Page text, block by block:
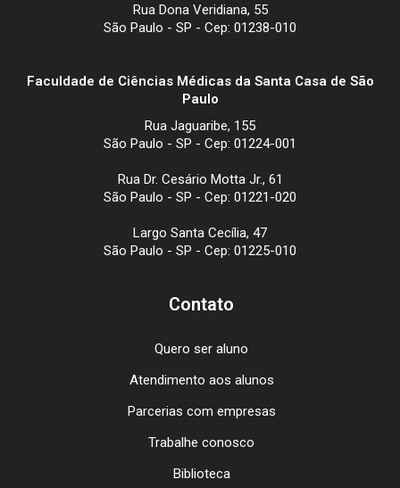
Rua Dona Veridiana, 55
São Paulo - SP - Cep: 01238-010
Faculdade de Ciências Médicas da Santa Casa de São
Paulo
Rua Jaguaribe, 155
São Paulo - SP - Cep: 01224-001
Rua Dr. Cesário Motta Jr., 61
São Paulo - SP - Cep: 01221-020
Largo Santa Cecília, 47
São Paulo - SP - Cep: 01225-010
Contato
Quero ser aluno
Atendimento aos alunos
Parcerias com empresas
Trabalhe conosco
Biblioteca